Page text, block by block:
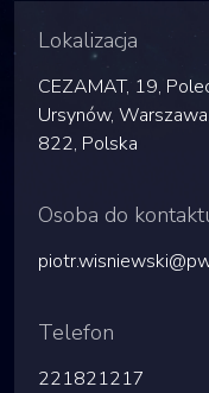
Lokalizacja
CEZAMAT, 19,
Ursynów,
822, Polska
Osoba do
Telefon
221821217